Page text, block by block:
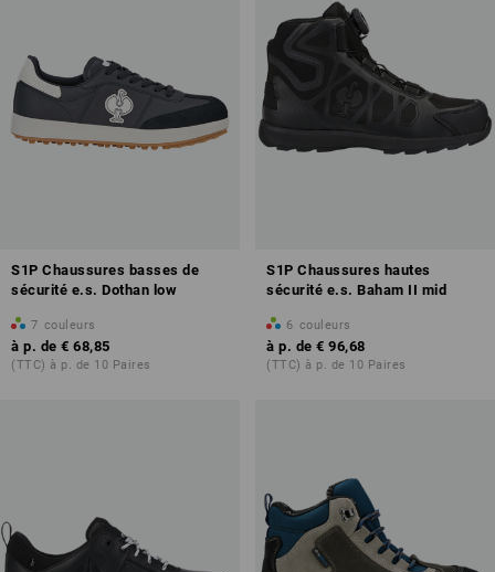
S1P Chaussures basses de
sécurité e.s. Dothan low
7 couleurs
à p. de € 68,85
(TTC) à p. de 10 Paires
S1P Chaussures hautes
sécurité e.s. Baham II mid
6 couleurs
à p. de € 96,68
(TTC) à p. de 10 Paires